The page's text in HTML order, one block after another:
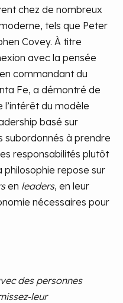
chez de nombreux
tels que Peter
Covey. À titre
avec la pensée
commandant du
Fe, a démontré de
du modèle
basé sur
subordonnés à prendre
responsabilités plutôt
repose sur
en leaders, en leur
nécessaires pour
des personnes
leur